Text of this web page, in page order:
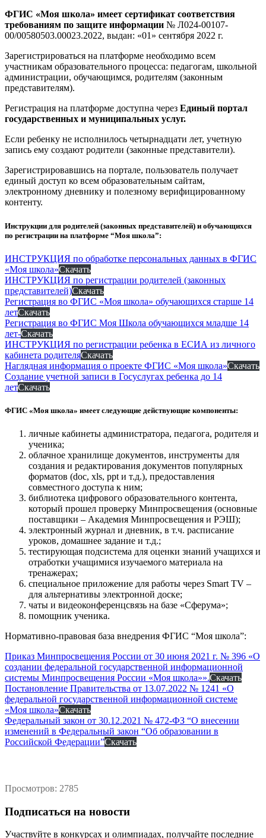
ФГИС «Моя школа» имеет сертификат соответствия
требованиям по защите информации № Л024-00107-
00/00580503.00023.2022, выдан: «01» сентября 2022 г.
Зарегистрироваться на платформе необходимо всем
участникам образовательного процесса: педагогам, школьной
администрации, обучающимся, родителям (законным
представителям).
Регистрация на платформе доступна через Единый портал
государственных и муниципальных услуг.
Если ребенку не исполнилось четырнадцати лет, учетную
запись ему создают родители (законные представители).
Зарегистрировавшись на портале, пользователь получает
единый доступ ко всем образовательным сайтам,
электронному дневнику и полезному верифицированному
контенту.
Инструкции для родителей (законных представителей) и обучающихся
по регистрации на платформе “Моя школа”:
ИНСТРУКЦИЯ по обработке персональных данных в ФГИС
«Моя школа»Скачать
ИНСТРУКЦИЯ по регистрации родителей (законных
представителей)Скачать
Регистрация во ФГИС «Моя школа» обучающихся старше 14
летСкачать
Регистрация во ФГИС Моя Школа обучающихся младше 14
лет-Скачать
ИНСТРУКЦИЯ по регистрации ребенка в ЕСИА из личного
кабинета родителяСкачать
Наглядная информация о проекте ФГИС «Моя школа»Скачать
Создание учетной записи в Госуслугах ребенка до 14
летСкачать
ФГИС «Моя школа» имеет следующие действующие компоненты:
личные кабинеты администратора, педагога, родителя и
ученика;
облачное хранилище документов, инструменты для
создания и редактирования документов популярных
форматов (doc, xls, ppt и т.д.), предоставления
совместного доступа к ним;
библиотека цифрового образовательного контента,
который прошел проверку Минпросвещения (основные
поставщики – Академия Минпросвещения и РЭШ);
электронный журнал и дневник, в т.ч. расписание
уроков, домашнее задание и т.д.;
тестирующая подсистема для оценки знаний учащихся и
отработки учащимися изучаемого материала на
тренажерах;
специальное приложение для работы через Smart TV –
для альтернативы электронной доске;
чаты и видеоконференцсвязь на базе «Сферума»;
помощник ученика.
Нормативно-правовая база внедрения ФГИС “Моя школа”:
Приказ Минпросвещения России от 30 июня 2021 г. № 396 «О
создании федеральной государственной информационной
системы Минпросвещения России «Моя школа»».Скачать
Постановление Правительства от 13.07.2022 № 1241 «О
федеральной государственной информационной системе
«Моя школа»Скачать
Федеральный закон от 30.12.2021 № 472-ФЗ “О внесении
изменений в Федеральный закон “Об образовании в
Российской Федерации”Скачать
Просмотров: 2785
Подписаться на новости
Участвуйте в конкурсах и олимпиадах, получайте последние